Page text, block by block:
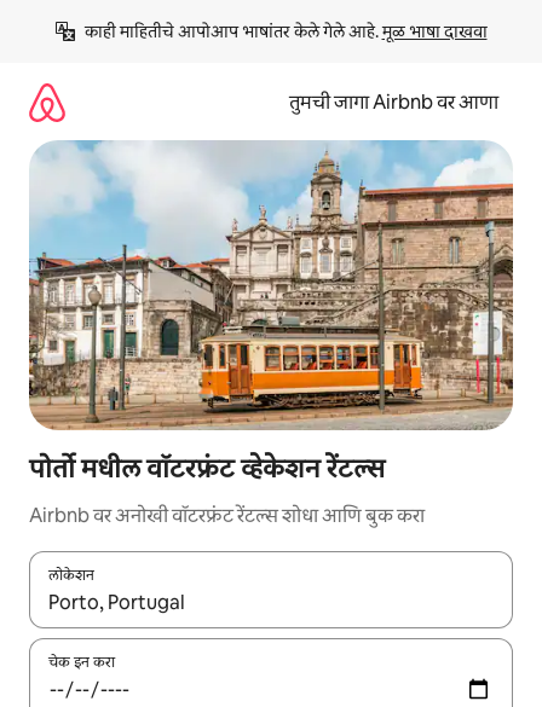
काही माहितीचे आपोआप भाषांतर केले गेले आहे. मूळ भाषा दाखवा
तुमची जागा Airbnb वर आणा
पोर्तो मधील वॉटरफ्रंट व्हेकेशन रेंटल्स
Airbnb वर अनोखी वॉटरफ्रंट रेंटल्स शोधा आणि बुक करा
लोकेशन
जेव्हा परिणाम उपलब्ध असतील, तेव्हा वरच्या आणि खाली बाणांच्या किजसह
चेक इन करा